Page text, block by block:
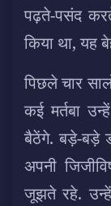
पढ़ते-पसंद
किया था, यह
पिछले चार
कई मर्तबा
बैठेंगे. बड़े-बड़े
अपनी
जूझते रहे. उन्हें